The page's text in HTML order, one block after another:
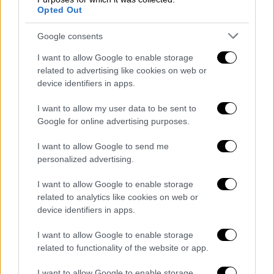
Opted Out
Google consents
I want to allow Google to enable storage
related to advertising like cookies on web or
device identifiers in apps.
I want to allow my user data to be sent to
Google for online advertising purposes.
I want to allow Google to send me
personalized advertising.
I want to allow Google to enable storage
related to analytics like cookies on web or
device identifiers in apps.
I want to allow Google to enable storage
related to functionality of the website or app.
Ζούκοβα(Dasha Zhukova), απέκτησαν πριν
από μερικούς μήνες το πρώτο τους παιδί. Το
ζευγάριπαντρεύτηκε τον χειμώνα του 2020
στο 5άστερο ξενοδοχείο Kulm St. Moritz,
οποίο ανήκει στην οικογένεια Νιάρχου με
κράτησε 48 ώρες.
για εννέα χρόνια με τον Ρώσο
μεγιστάναΡόμαν Αμπράμοβιτς
έχουν αποκτήσει μία κόρη, τη Λία και έναν
γιο, τον Άαρον Αλεξάντερ. Το ζευγάρι πήρε
φιλικό διαζύγιο το 2017. Ο διακανονισμός
περιελάμβανε την μεταφορά περιουσιακών
στοιχείων αξίας άνω των 92 εκατομμυρίων